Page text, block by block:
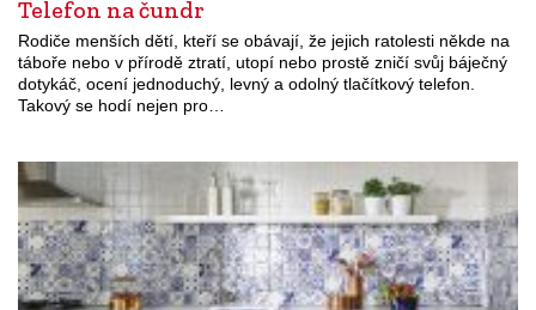
Telefon na čundr
Rodiče menších dětí, kteří se obávají, že jejich ratolesti někde na
táboře nebo v přírodě ztratí, utopí nebo prostě zničí svůj báječný
dotykáč, ocení jednoduchý, levný a odolný tlačítkový telefon.
Takový se hodí nejen pro…